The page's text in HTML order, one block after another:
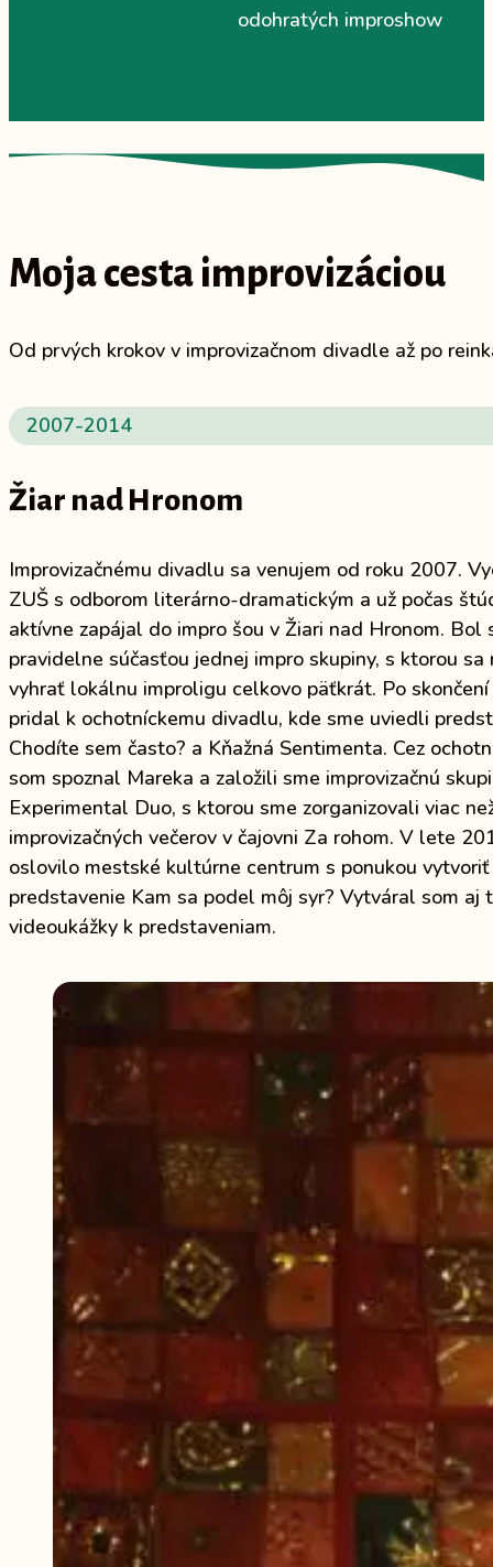
odohratých improshow
Moja cesta improvizáciou
Od prvých krokov v improvizačnom divadle až po
2007-2014
Žiar nad Hronom
Improvizačnému divadlu sa venujem od roku 2007.
ZUŠ s odborom literárno-dramatickým a už počas
aktívne zapájal do impro šou v Žiari nad Hronom. Bol
pravidelne súčasťou jednej impro skupiny, s ktorou sa
vyhrať lokálnu improligu celkovo päťkrát. Po skončení
pridal k ochotníckemu divadlu, kde sme uviedli
Chodíte sem často? a Kňažná Sentimenta. Cez
som spoznal Mareka a založili sme improvizačnú
Experimental Duo, s ktorou sme zorganizovali viac
improvizačných večerov v čajovni Za rohom. V lete
oslovilo mestské kultúrne centrum s ponukou
predstavenie Kam sa podel môj syr? Vytváral som aj
videoukážky k predstaveniam.